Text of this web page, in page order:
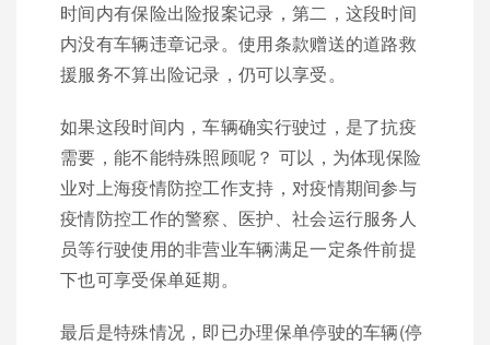
时间内有保险出险报案记录，第二，这段时间
内没有车辆违章记录。使用条款赠送的道路救
援服务不算出险记录，仍可以享受。
如果这段时间内，车辆确实行驶过，是了抗疫
需要，能不能特殊照顾呢？ 可以，为体现保险
业对上海疫情防控工作支持，对疫情期间参与
疫情防控工作的警察、医护、社会运行服务人
员等行驶使用的非营业车辆满足一定条件前提
下也可享受保单延期。
最后是特殊情况，即已办理保单停驶的车辆(停